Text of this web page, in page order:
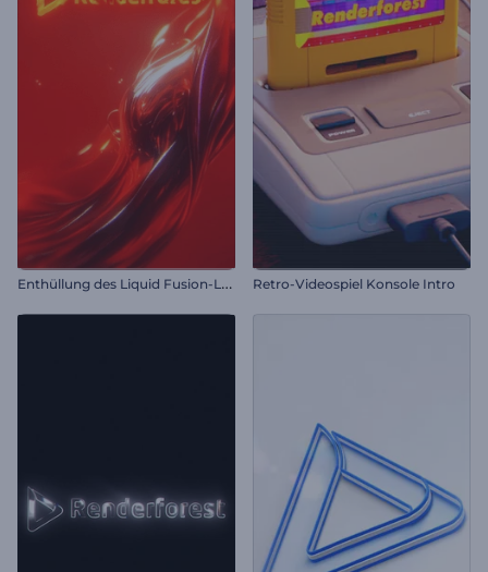
E
nthüllung des Liquid Fusion-Logos Retro-Videospiel Konsole Intro